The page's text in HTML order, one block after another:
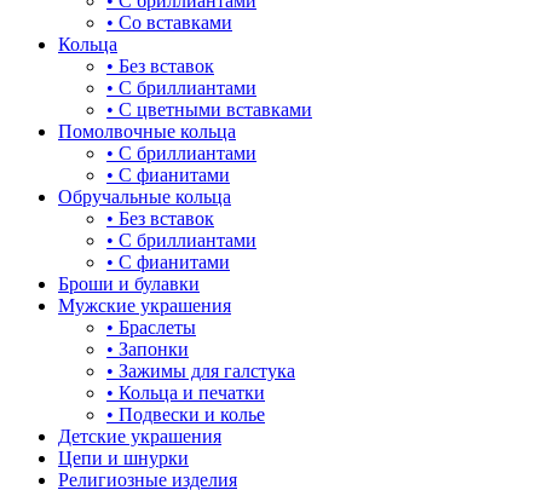
другие религии
животный мир
жучки и букашки
звезды
знаки зодиака
капля
квадрат (куб)
клевер
корона
• Со вставками
Кольца
• Без вставок
• С бриллиантами
• С цветными вставками
Помолвочные кольца
• С бриллиантами
• С фианитами
Обручальные кольца
• Без вставок
• С бриллиантами
• С фианитами
Броши и булавки
Мужские украшения
• Браслеты
• Запонки
• Зажимы для галстука
• Кольца и печатки
• Подвески и колье
Детские украшения
Цепи и шнурки
Религиозные изделия